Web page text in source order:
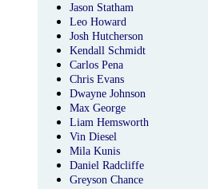
Jason Statham
Leo Howard
Josh Hutcherson
Kendall Schmidt
Carlos Pena
Chris Evans
Dwayne Johnson
Max George
Liam Hemsworth
Vin Diesel
Mila Kunis
Daniel Radcliffe
Greyson Chance